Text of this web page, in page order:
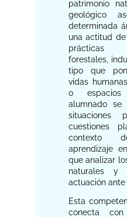
patrimonio
geológico
determinada
una actitud
prácticas
forestales,
tipo que
vidas
o espacios
alumnado se
situaciones
cuestiones
contexto
aprendizaje
que analizar
naturales y
actuación ante
Esta
conecta